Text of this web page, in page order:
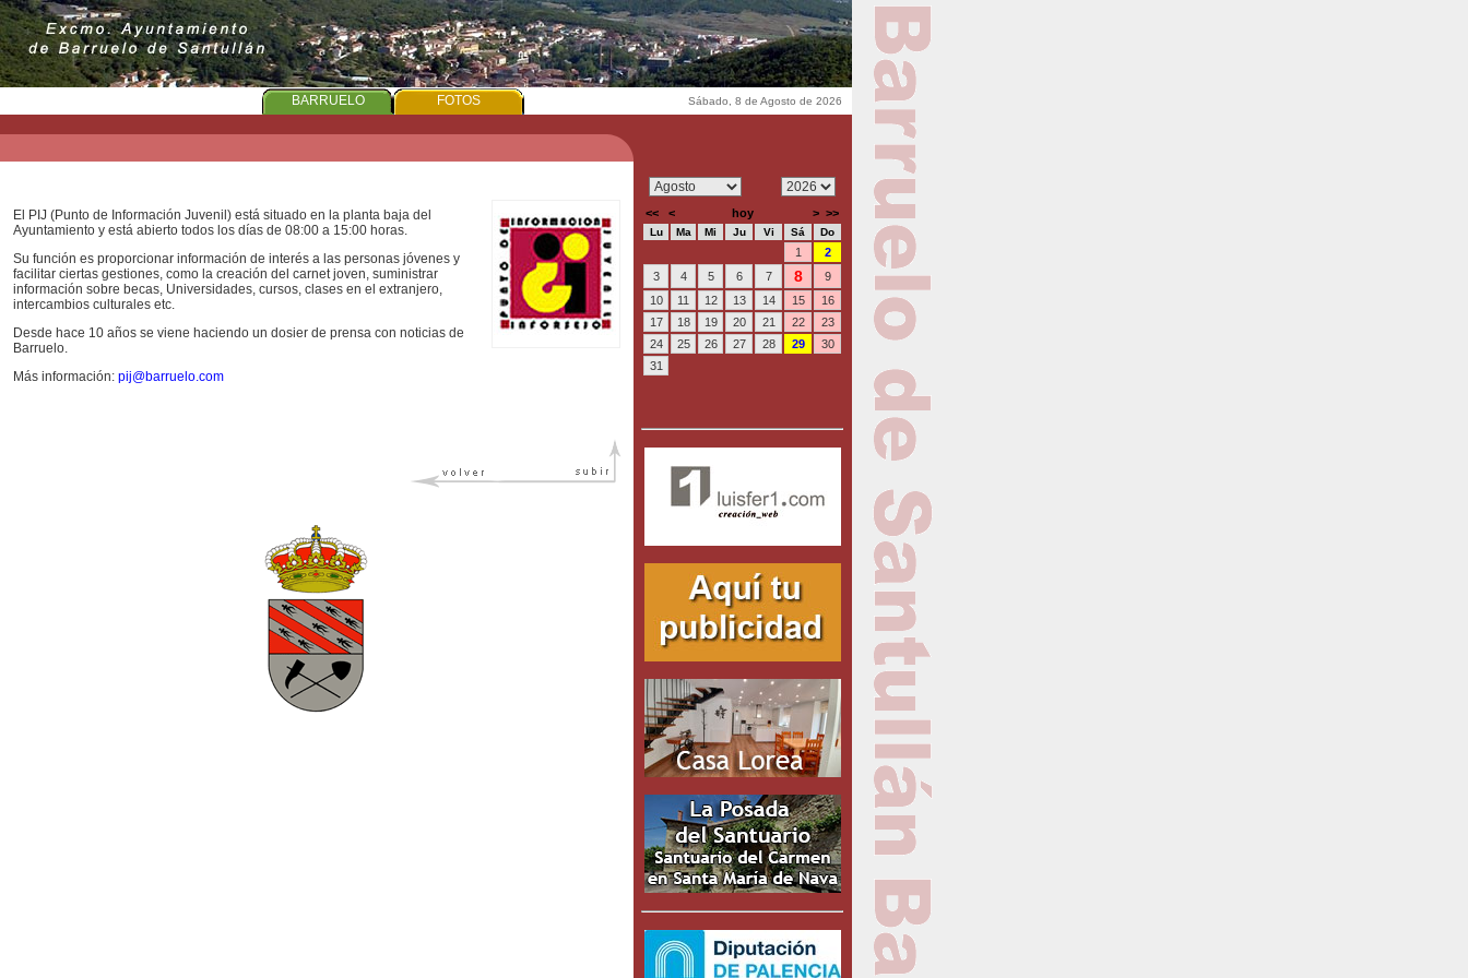
BARRUELO FOTOS Sábado, 8 de Agosto de 2026
El PIJ (Punto de Información Juvenil) está situado en la planta baja del
Ayuntamiento y está abierto todos los días de 08:00 a 15:00 horas.
Su función es proporcionar información de interés a las personas jóvenes y
facilitar ciertas gestiones, como la creación del carnet joven, suministrar
información sobre becas, Universidades, cursos, clases en el extranjero,
intercambios culturales etc.
Desde hace 10 años se viene haciendo un dosier de prensa con noticias de
Barruelo.
Más información: pij@barruelo.com
<< < hoy > >>
Lu Ma Mi Ju Vi Sá Do
1
2
3
4 5 6 7 8
9
10
11 12 13 14 15
16
17
18 19 20 21 22
23
24
25 26 27 28 29
30
31